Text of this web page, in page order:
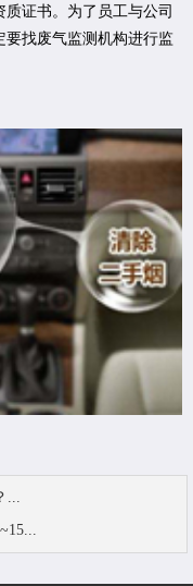
证书。为了员工与公司
要找废气监测机构进行监